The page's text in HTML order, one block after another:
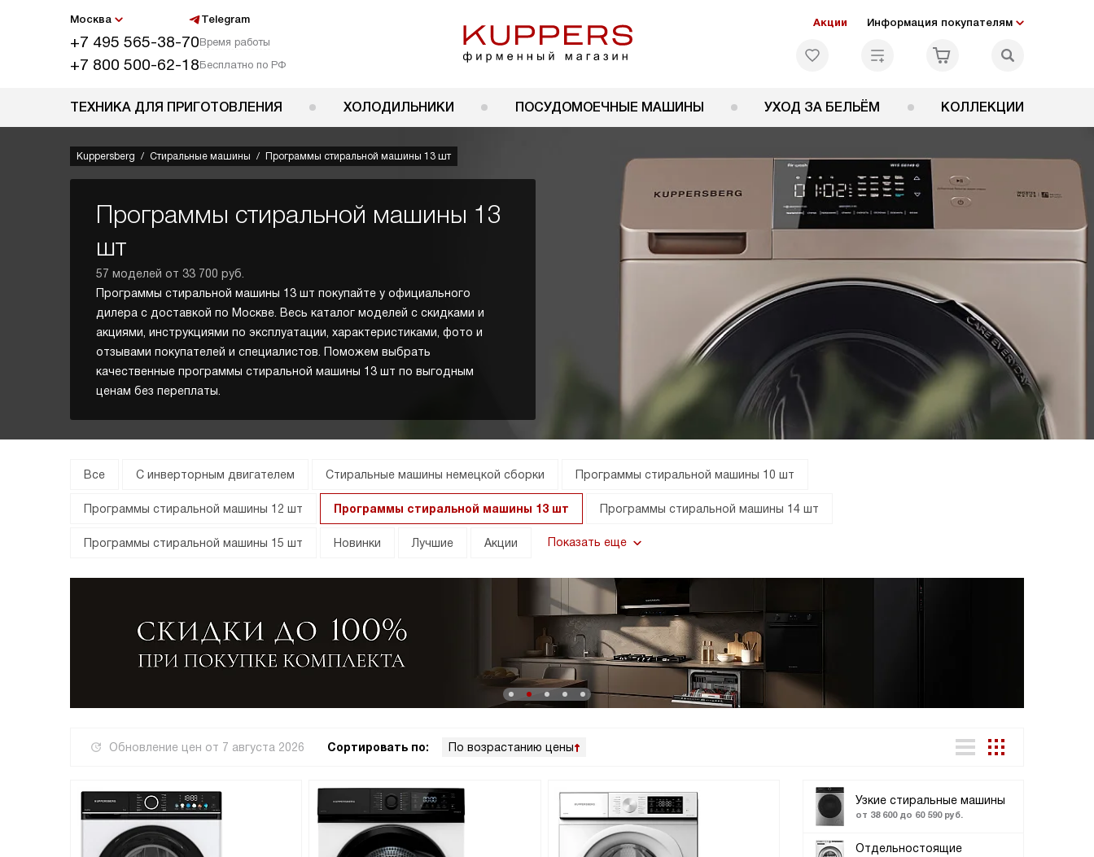
Москва Telegram
+7 495 565-38-70Время работы
+7 800 500-62-18Бесплатно по РФ
Акции Информация покупателям
ТЕХНИКА ДЛЯ ПРИГОТОВЛЕНИЯ ХОЛОДИЛЬНИКИ ПОСУДОМОЕЧНЫЕ МАШИНЫ УХОД ЗА БЕЛЬЁМ КОЛЛЕКЦИИ
Kuppersberg Стиральные машины Программы стиральной машины 13 шт
Программы стиральной машины 13
шт
57 моделей от 33 700 руб.
Программы стиральной машины 13 шт покупайте у официального
дилера с доставкой по Москве. Весь каталог моделей с скидками и
акциями, инструкциями по эксплуатации, характеристиками, фото и
отзывами покупателей и специалистов. Поможем выбрать
качественные программы стиральной машины 13 шт по выгодным
ценам без переплаты.
Все С инверторным двигателем Стиральные машины немецкой сборки Программы стиральной машины 10 шт
Программы стиральной машины 12 шт Программы стиральной машины 13 шт Программы стиральной машины 14 шт
Программы стиральной машины 15 шт Новинки Лучшие Акции Показать еще
Обновление цен от 7 августа 2026 Сортировать по: По возрастанию цены
Узкие стиральные машины
от 38 600 до 60 590 руб.
Отдельностоящие